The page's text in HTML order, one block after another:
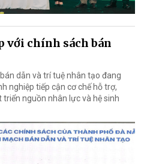
với chính sách bán
dẫn và trí tuệ nhân tạo đang
nghiệp tiếp cận cơ chế hỗ trợ,
nguồn nhân lực và hệ sinh